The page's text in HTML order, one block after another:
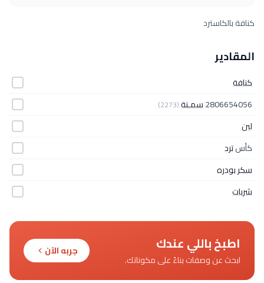
كنافة بالكاسترد
المقادير
كنافة
2806654056سمـنة(2273)
لبن
كأسترد
سكر بودره
شربات
اطبخ باللي عندك
ابحث عن وصفات بناءً على مكوناتك.
جربه الآن